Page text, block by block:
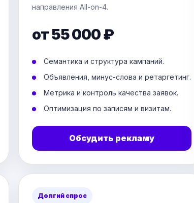
направления All-on-4.
от 55 000 ₽
Семантика и структура кампаний.
Объявления, минус-слова и ретаргетинг.
Метрика и контроль качества заявок.
Оптимизация по записям и визитам.
Обсудить рекламу
Долгий спрос